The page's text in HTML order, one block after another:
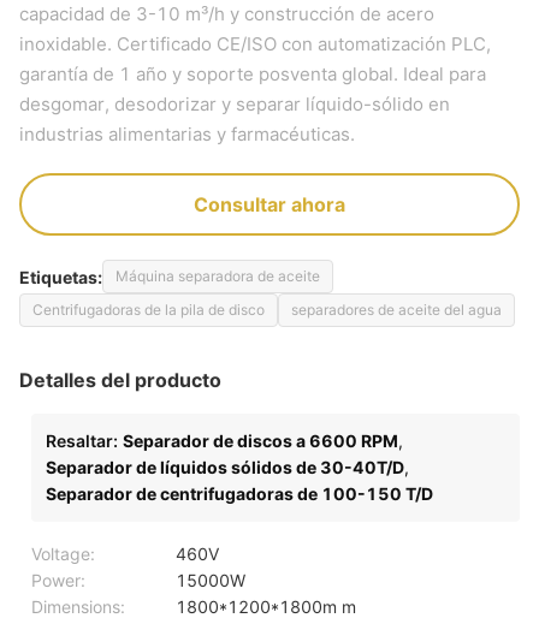
capacidad de 3-10 m³/h y construcción de acero
inoxidable. Certificado CE/ISO con automatización PLC,
garantía de 1 año y soporte posventa global. Ideal para
desgomar, desodorizar y separar líquido-sólido en
industrias alimentarias y farmacéuticas.
Consultar ahora
Etiquetas:
Máquina separadora de aceite
Centrifugadoras de la pila de disco
separadores de aceite del agua
Detalles del producto
Resaltar: Separador de discos a 6600 RPM,
Separador de líquidos sólidos de 30-40T/D,
Separador de centrifugadoras de 100-150 T/D
Voltage:
460V
Power:
15000W
Dimensions:
1800*1200*1800m m